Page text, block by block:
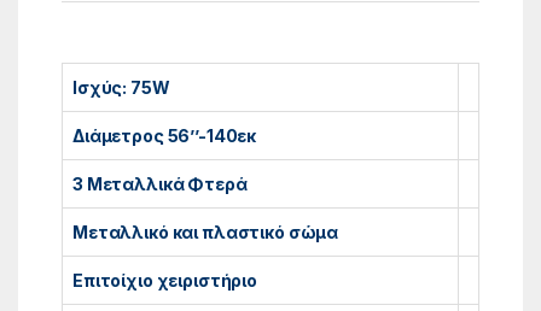
Ισχύς: 75W
Διάμετρος 56’’-140εκ
3 Μεταλλικά Φτερά
Μεταλλικό και πλαστικό σώμα
Επιτοίχιο χειριστήριο